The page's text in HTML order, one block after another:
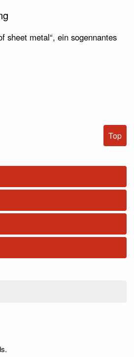
sheet metal“, ein sogennantes
Top